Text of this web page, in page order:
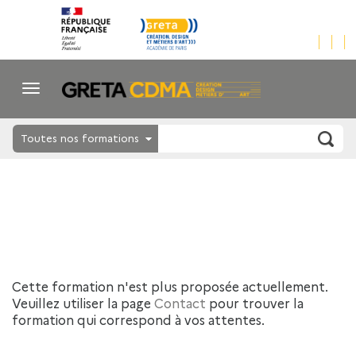
Toutes nos formations
Cette formation n'est plus proposée actuellement.
Veuillez utiliser la page Contact pour trouver la
formation qui correspond à vos attentes.